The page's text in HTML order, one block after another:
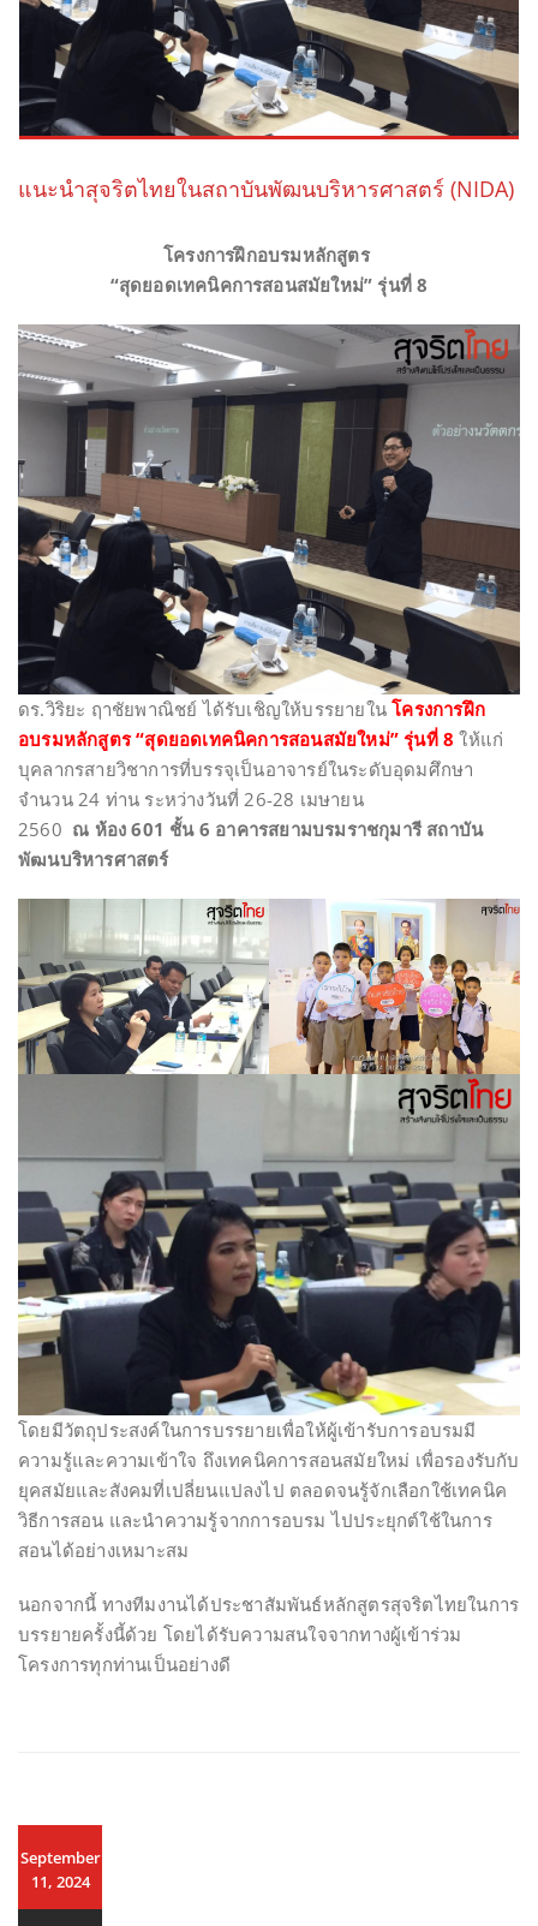
แนะนำสุจริตไทยในสถาบันพัฒนบริหารศาสตร์ (NIDA)
โครงการฝึกอบรมหลักสูตร
“สุดยอดเทคนิคการสอนสมัยใหม่” รุ่นที่ 8
ดร.วิริยะ ฤาชัยพาณิชย์ ได้รับเชิญให้บรรยายในโครงการฝึก
อบรมหลักสูตร “สุดยอดเทคนิคการสอนสมัยใหม่” รุ่นที่ 8 ให้แก่
บุคลากรสายวิชาการที่บรรจุเป็นอาจารย์ในระดับอุดมศึกษา
จำนวน 24 ท่าน ระหว่างวันที่ 26-28 เมษายน
2560 ณ ห้อง 601 ชั้น 6 อาคารสยามบรมราชกุมารี สถาบัน
พัฒนบริหารศาสตร์
โดยมีวัตถุประสงค์ในการบรรยายเพื่อให้ผู้เข้ารับการอบรมมี
ความรู้และความเข้าใจ ถึงเทคนิคการสอนสมัยใหม่ เพื่อรองรับกับ
ยุคสมัยและสังคมที่เปลี่ยนแปลงไป ตลอดจนรู้จักเลือกใช้เทคนิค
วิธีการสอน และนำความรู้จากการอบรม ไปประยุกต์ใช้ในการ
สอนได้อย่างเหมาะสม
นอกจากนี้ ทางทีมงานได้ประชาสัมพันธ์หลักสูตรสุจริตไทยในการ
บรรยายครั้งนี้ด้วย โดยได้รับความสนใจจากทางผู้เข้าร่วม
โครงการทุกท่านเป็นอย่างดี
September
11, 2024